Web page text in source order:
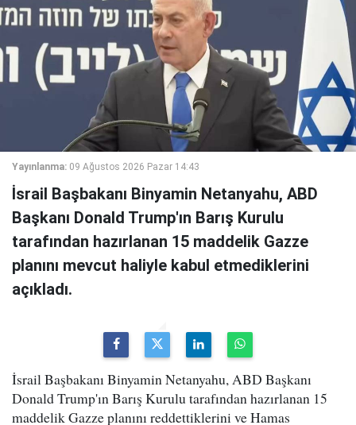
Yayınlanma: 09 Ağustos 2026 Pazar 14:43
İsrail Başbakanı Binyamin Netanyahu, ABD
Başkanı Donald Trump'ın Barış Kurulu
tarafından hazırlanan 15 maddelik Gazze
planını mevcut haliyle kabul etmediklerini
açıkladı.
İsrail Başbakanı Binyamin Netanyahu, ABD Başkanı
Donald Trump'ın Barış Kurulu tarafından hazırlanan 15
maddelik Gazze planını reddettiklerini ve Hamas